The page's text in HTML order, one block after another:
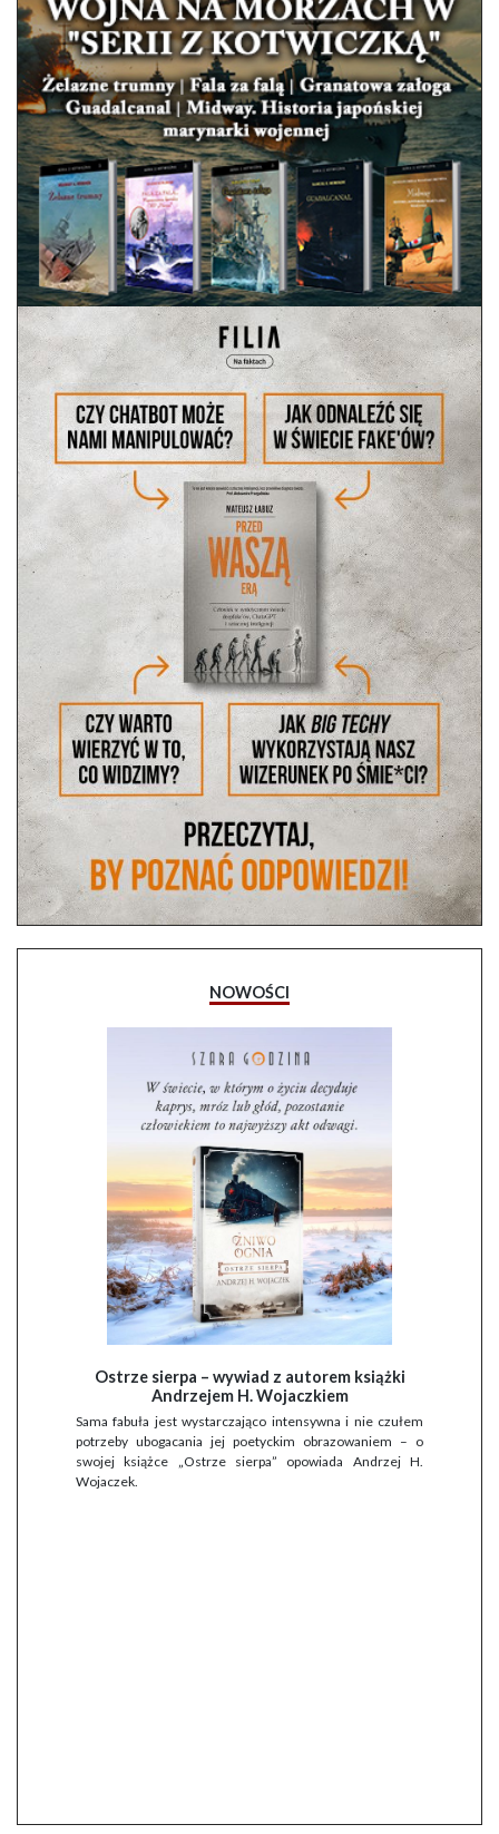
NOWOŚCI
Ostrze sierpa – wywiad z autorem książki
Andrzejem H. Wojaczkiem
Sama fabuła jest wystarczająco intensywna i nie czułem
potrzeby ubogacania jej poetyckim obrazowaniem – o
swojej książce „Ostrze sierpa” opowiada Andrzej H.
Wojaczek.